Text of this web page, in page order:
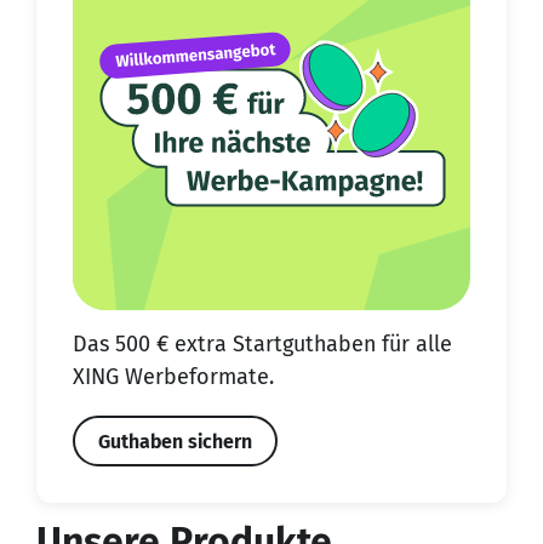
Das 500 € extra Start­guthaben für alle
XING Werbeformate.
Guthaben sichern